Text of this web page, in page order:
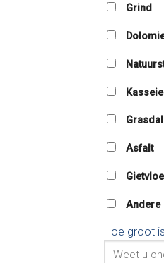
Grind
Asfalt
Andere
Hoe groot